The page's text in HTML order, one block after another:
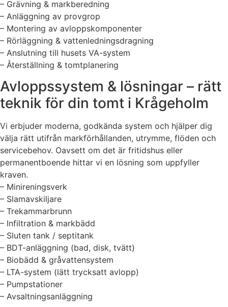
– Grävning & markberedning
– Anläggning av provgrop
– Montering av avloppskomponenter
– Rörläggning & vattenledningsdragning
– Anslutning till husets VA-system
– Återställning & tomtplanering
Avloppssystem & lösningar – rätt
teknik för din tomt i Krågeholm
Vi erbjuder moderna, godkända system och hjälper dig
välja rätt utifrån markförhållanden, utrymme, flöden och
servicebehov. Oavsett om det är fritidshus eller
permanentboende hittar vi en lösning som uppfyller
kraven.
– Minireningsverk
– Slamavskiljare
– Trekammarbrunn
– Infiltration & markbädd
– Sluten tank / septitank
– BDT-anläggning (bad, disk, tvätt)
– Biobädd & gråvattensystem
– LTA-system (lätt trycksatt avlopp)
– Pumpstationer
– Avsaltningsanläggning